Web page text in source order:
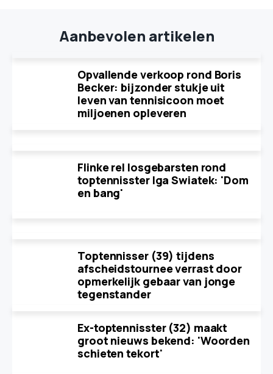
Aanbevolen artikelen
Opvallende verkoop rond Boris
Becker: bijzonder stukje uit
leven van tennisicoon moet
miljoenen opleveren
Flinke rel losgebarsten rond
toptennisster Iga Swiatek: 'Dom
en bang'
Toptennisser (39) tijdens
afscheidstournee verrast door
opmerkelijk gebaar van jonge
tegenstander
Ex-toptennisster (32) maakt
groot nieuws bekend: 'Woorden
schieten tekort'